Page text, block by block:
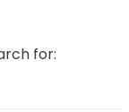
for: